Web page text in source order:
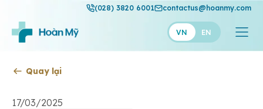
(028) 3820 6001 contactus@hoanmy.com
VN EN
Quay lại
17/03/2025